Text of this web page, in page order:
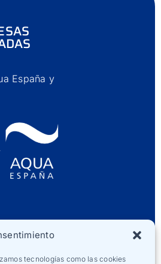
tecnologías como las cookies
España y